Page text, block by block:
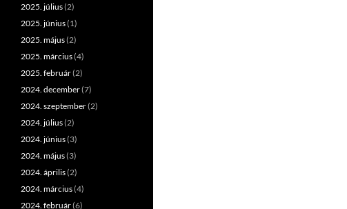
2025. július(2)
2025. június(1)
2025. május(2)
2025. március(4)
2025. február(2)
2024. december(7)
2024. szeptember(2)
2024. július(2)
2024. június(3)
2024. május(3)
2024. április(2)
2024. március(4)
2024. február(6)